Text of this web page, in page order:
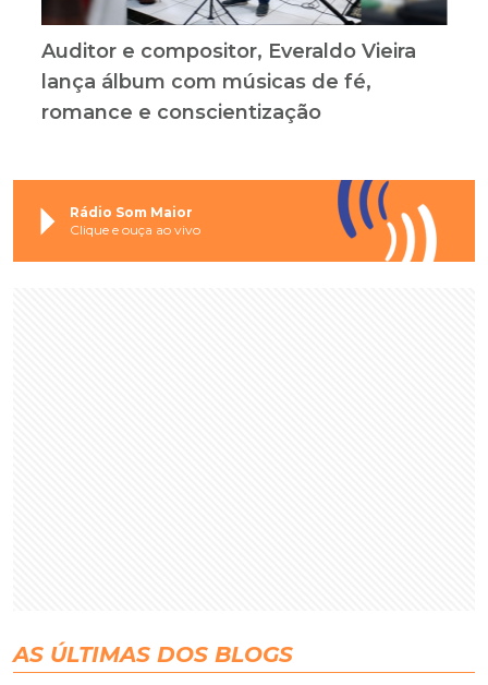
Auditor e compositor, Everaldo Vieira
lança álbum com músicas de fé,
romance e conscientização
Rádio Som Maior
Clique e ouça ao vivo
AS ÚLTIMAS DOS BLOGS